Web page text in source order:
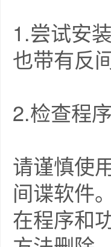
1.尝试安
也带有反
2.检查程
请谨慎使
间谍软件
在程序和